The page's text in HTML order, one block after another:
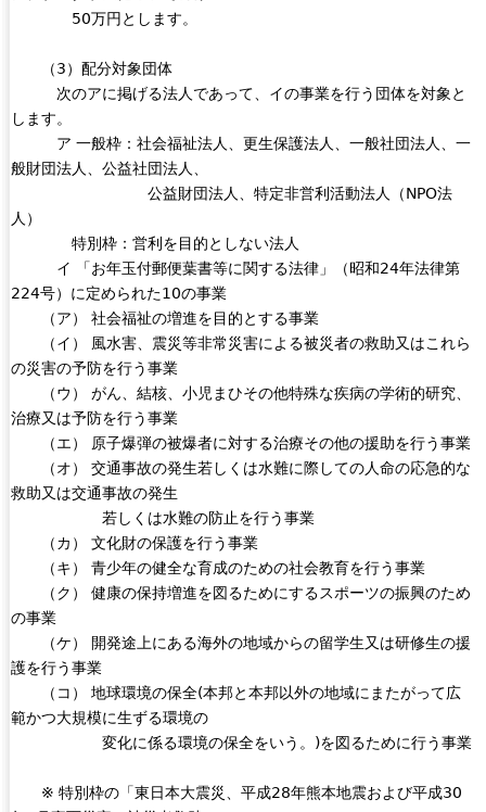
50万円とします。
（3）配分対象団体
次のアに掲げる法人であって、イの事業を行う団体を対象と
します。
ア 一般枠：社会福祉法人、更生保護法人、一般社団法人、一
般財団法人、公益社団法人、
公益財団法人、特定非営利活動法人（NPO法
人）
特別枠：営利を目的としない法人
イ 「お年玉付郵便葉書等に関する法律」（昭和24年法律第
224号）に定められた10の事業
（ア） 社会福祉の増進を目的とする事業
（イ） 風水害、震災等非常災害による被災者の救助又はこれら
の災害の予防を行う事業
（ウ） がん、結核、小児まひその他特殊な疾病の学術的研究、
治療又は予防を行う事業
（エ） 原子爆弾の被爆者に対する治療その他の援助を行う事業
（オ） 交通事故の発生若しくは水難に際しての人命の応急的な
救助又は交通事故の発生
若しくは水難の防止を行う事業
（カ） 文化財の保護を行う事業
（キ） 青少年の健全な育成のための社会教育を行う事業
（ク） 健康の保持増進を図るためにするスポーツの振興のため
の事業
（ケ） 開発途上にある海外の地域からの留学生又は研修生の援
護を行う事業
（コ） 地球環境の保全(本邦と本邦以外の地域にまたがって広
範かつ大規模に生ずる環境の
変化に係る環境の保全をいう。)を図るために行う事業
※ 特別枠の「東日本大震災、平成28年熊本地震および平成30